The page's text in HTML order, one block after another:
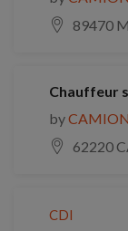
89470
Chauffeur
by
62220
CDI